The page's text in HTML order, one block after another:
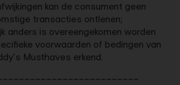
kan de consument geen
transacties ontlenen;
anders is overeengekomen worden
voorwaarden of bedingen van
Musthaves erkend.